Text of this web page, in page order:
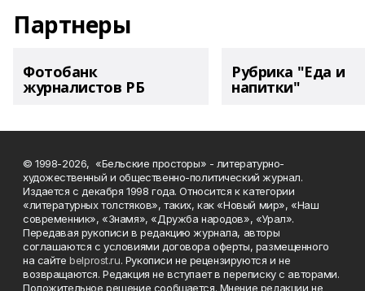
Партнеры
Фотобанк
журналистов РБ
Рубрика "Еда и
напитки"
© 1998-2026, «Бельские просторы» - литературно-
художественный и общественно-политический журнал.
Издается с декабря 1998 года. Относится к категории
«литературных толстяков», таких, как «Новый мир», «Наш
современник», «Знамя», «Дружба народов», «Урал».
Передавая рукописи в редакцию журнала, авторы
соглашаются с условиями договора оферты, размещенного
на сайтеbelprost.ru. Рукописи не рецензируются и не
возвращаются. Редакция не вступает в переписку с авторами.
Положительное решение сообщается. Мнение редакции не